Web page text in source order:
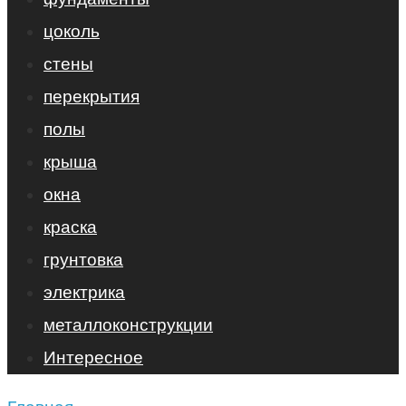
цоколь
стены
перекрытия
полы
крыша
окна
краска
грунтовка
электрика
металлоконструкции
Интересное